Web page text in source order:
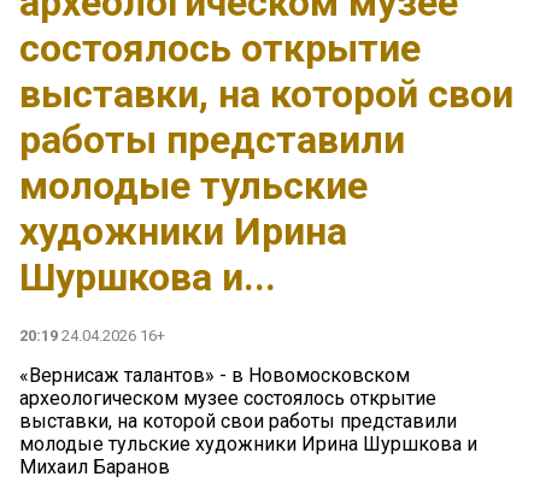
состоялось открытие
выставки, на которой свои
работы представили
молодые тульские
художники Ирина
Шуршкова и...
20:19 24.04.2026 16+
«Вернисаж талантов» - в Новомосковском
археологическом музее состоялось открытие
выставки, на которой свои работы представили
молодые тульские художники Ирина Шуршкова и
Михаил Баранов